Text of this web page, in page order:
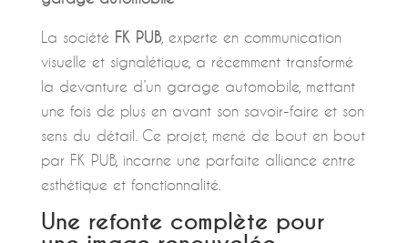
La société FK PUB, experte en communication
visuelle et signalétique, a récemment transformé
la devanture d’un garage automobile, mettant
une fois de plus en avant son savoir-faire et son
sens du détail. Ce projet, mené de bout en bout
par FK PUB, incarne une parfaite alliance entre
esthétique et fonctionnalité.
Une refonte complète pour